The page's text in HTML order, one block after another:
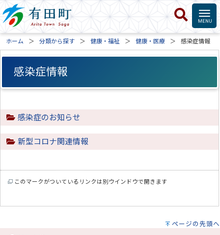
ホーム 分類から探す 健康・福祉 健康・医療 感染症情報
感染症情報
感染症のお知らせ
新型コロナ関連情報
このマークがついているリンクは別ウインドウで開きます
ページの先頭へ